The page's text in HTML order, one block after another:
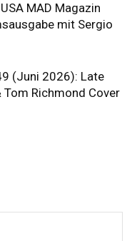
MAD Magazin
mit Sergio
(Juni 2026): Late
Tom Richmond Cover